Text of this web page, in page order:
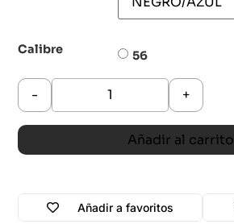
Calibre 56
- +
Añadir al carrito
Añadir a favoritos